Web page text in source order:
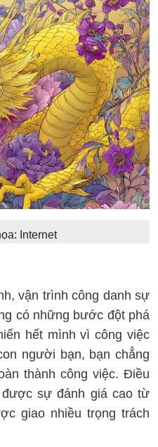
Internet
vận trình công danh sự
có những bước đột phá
hết mình vì công việc
người bạn, bạn chẳng
thành công việc. Điều
sự đánh giá cao từ
giao nhiều trọng trách